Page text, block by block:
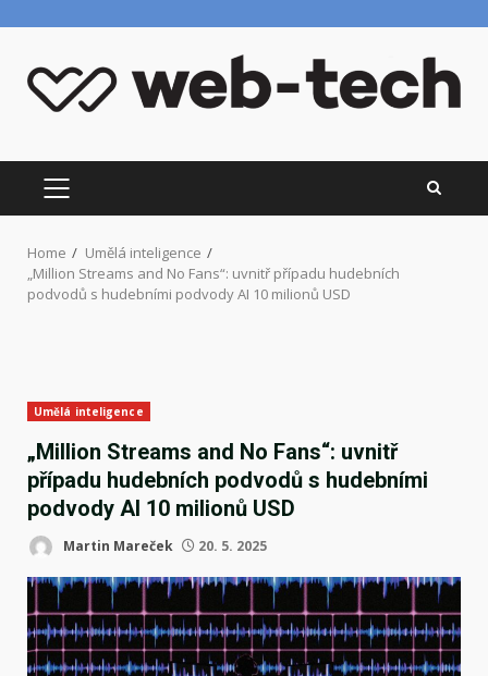
content
PRIMARY
MENU
Home
Umělá inteligence
„Million Streams and No Fans“: uvnitř případu hudebních
podvodů s hudebními podvody AI 10 milionů USD
Umělá inteligence
„Million Streams and No Fans“: uvnitř
případu hudebních podvodů s hudebními
podvody AI 10 milionů USD
Martin Mareček 20. 5. 2025